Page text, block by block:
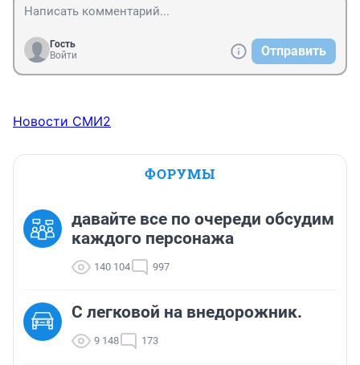
Гость
Войти
Отправить
Новости СМИ2
ФОРУМЫ
давайте все по очереди обсудим
каждого персонажа
140 104 997
C легковой на внедорожник.
9 148 173